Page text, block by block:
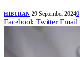
HIBURAN 29 September 20240
Facebook Twitter Email